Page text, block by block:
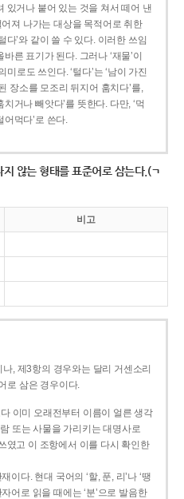
있거나 붙어 있는 것을 쳐서 떼어 낸
어져 나가는 대상을 목적어로 취한
다’와 같이 쓸 수 있다. 이러한 쓰임
른 표기가 된다. 그러나 ‘재물’이
로도 쓰인다. ‘털다’는 ‘남이 가진
장소를 모조리 뒤지어 훔치다’를,
거나 빼앗다’를 뜻한다. 다만, ‘먹
어먹다’로 쓴다.
않는 형태를 표준어로 삼는다.(ㄱ
비고
, 제3항의 경우와는 달리 거센소리
로 삼은 경우이다.
이미 오래전부터 이름이 얼른 생각
또는 사물을 가리키는 대명사로
였고 이 조항에서 이를 다시 확인한
이다. 현대 국어의 ‘할, 푼, 리’나 ‘땡
어로 읽을 때에는 ‘분’으로 발음한